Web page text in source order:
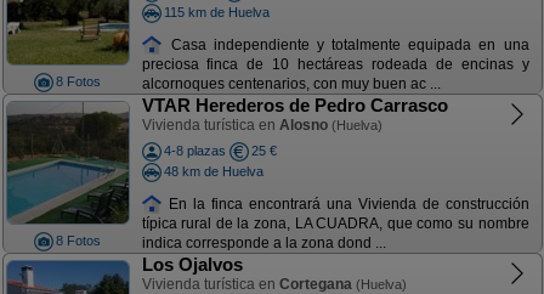
8 Fotos
115 km de Huelva
Casa independiente y totalmente equipada en una
preciosa finca de 10 hectáreas rodeada de encinas y
alcornoques centenarios, con muy buen ac ...
8 Fotos
VTAR Herederos de Pedro Carrasco
Vivienda turística en Alosno (Huelva)
4-8 plazas
25 €
48 km de Huelva
En la finca encontrará una Vivienda de construcción
típica rural de la zona, LA CUADRA, que como su nombre
indica corresponde a la zona dond ...
Los Ojalvos
Vivienda turística en Cortegana (Huelva)